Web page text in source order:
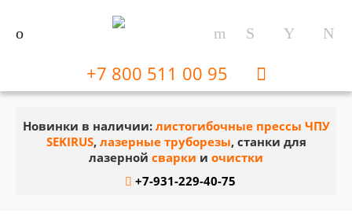
+7 800 511 00 95
Новинки в наличии: листогибочные прессы ЧПУ
SEKIRUS, лазерные труборезы, станки для
лазерной сварки и очистки
+7-931-229-40-75